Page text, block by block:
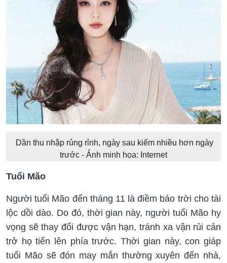
Dần thu nhập rủng rỉnh, ngày sau kiếm nhiều hơn ngày
trước - Ảnh minh họa: Internet
Tuổi Mão
Người tuổi Mão đến tháng 11 là điềm báo trời cho tài
lộc dồi dào. Do đó, thời gian này, người tuổi Mão hy
vọng sẽ thay đổi được vận hạn, tránh xa vận rủi cản
trở họ tiến lên phía trước. Thời gian này, con giáp
tuổi Mão sẽ đón may mắn thường xuyên đến nhà,